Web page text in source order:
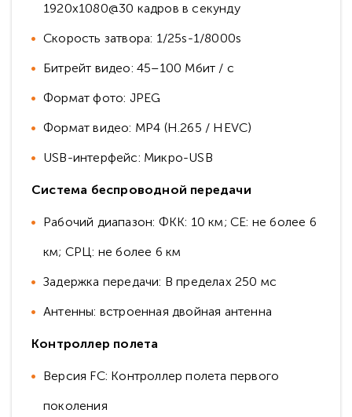
1920x1080@30 кадров в секунду
Скорость затвора: 1/25s-1/8000s
Битрейт видео: 45–100 Мбит / с
Формат фото: JPEG
Формат видео: MP4 (H.265 / HEVC)
USB-интерфейс: Микро-USB
Система беспроводной передачи
Рабочий диапазон: ФКК: 10 км; CE: не более 6
км; СРЦ: не более 6 км
Задержка передачи: В пределах 250 мс
Антенны: встроенная двойная антенна
Контроллер полета
Версия FC: Контроллер полета первого
поколения